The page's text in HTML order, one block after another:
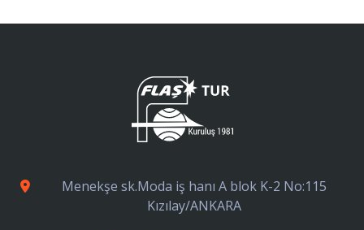
Menekşe sk.Moda iş hanı A blok K-2 No:115
Kızılay/ANKARA